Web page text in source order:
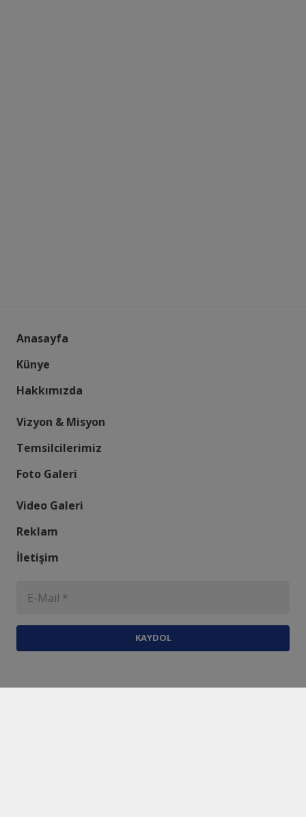
Anasayfa
Künye
Hakkımızda
Vizyon & Misyon
Temsilcilerimiz
Foto Galeri
Video Galeri
Reklam
İletişim
KAYDOL